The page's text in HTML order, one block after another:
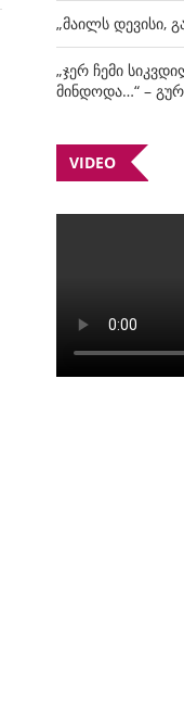
„მაილს დევისი,
„ჯერ ჩემი
მინდოდა…“ –
VIDEO